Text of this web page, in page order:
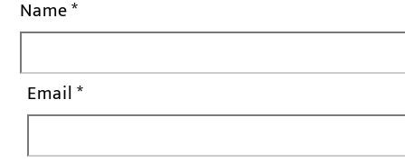
Name*
Email*